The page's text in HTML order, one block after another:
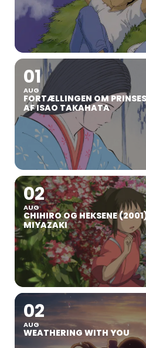
01
AUG
FORTÆLLINGEN OM
AF ISAO TAKAHATA
02
AUG
CHIHIRO OG HEKSENE
MIYAZAKI
02
AUG
WEATHERING WITH YOU